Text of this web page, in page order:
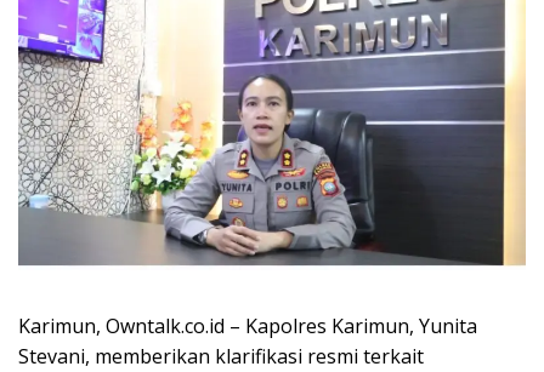
Karimun, Owntalk.co.id – Kapolres Karimun, Yunita
Stevani, memberikan klarifikasi resmi terkait